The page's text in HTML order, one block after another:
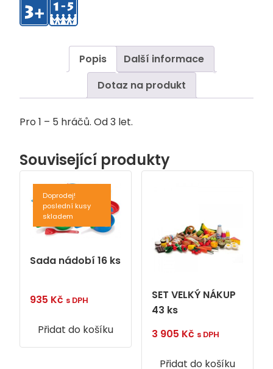
Popis
Další informace
Dotaz na produkt
Pro 1 – 5 hráčů. Od 3 let.
Související produkty
Doprodej!
poslední kusy
skladem
Sada nádobí 16 ks
935 Kč s DPH
Přidat do košíku
SET VELKÝ NÁKUP
43 ks
3 905 Kč s DPH
Přidat do košíku